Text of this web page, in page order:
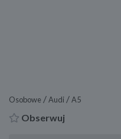
Osobowe /Audi /A5
Obserwuj